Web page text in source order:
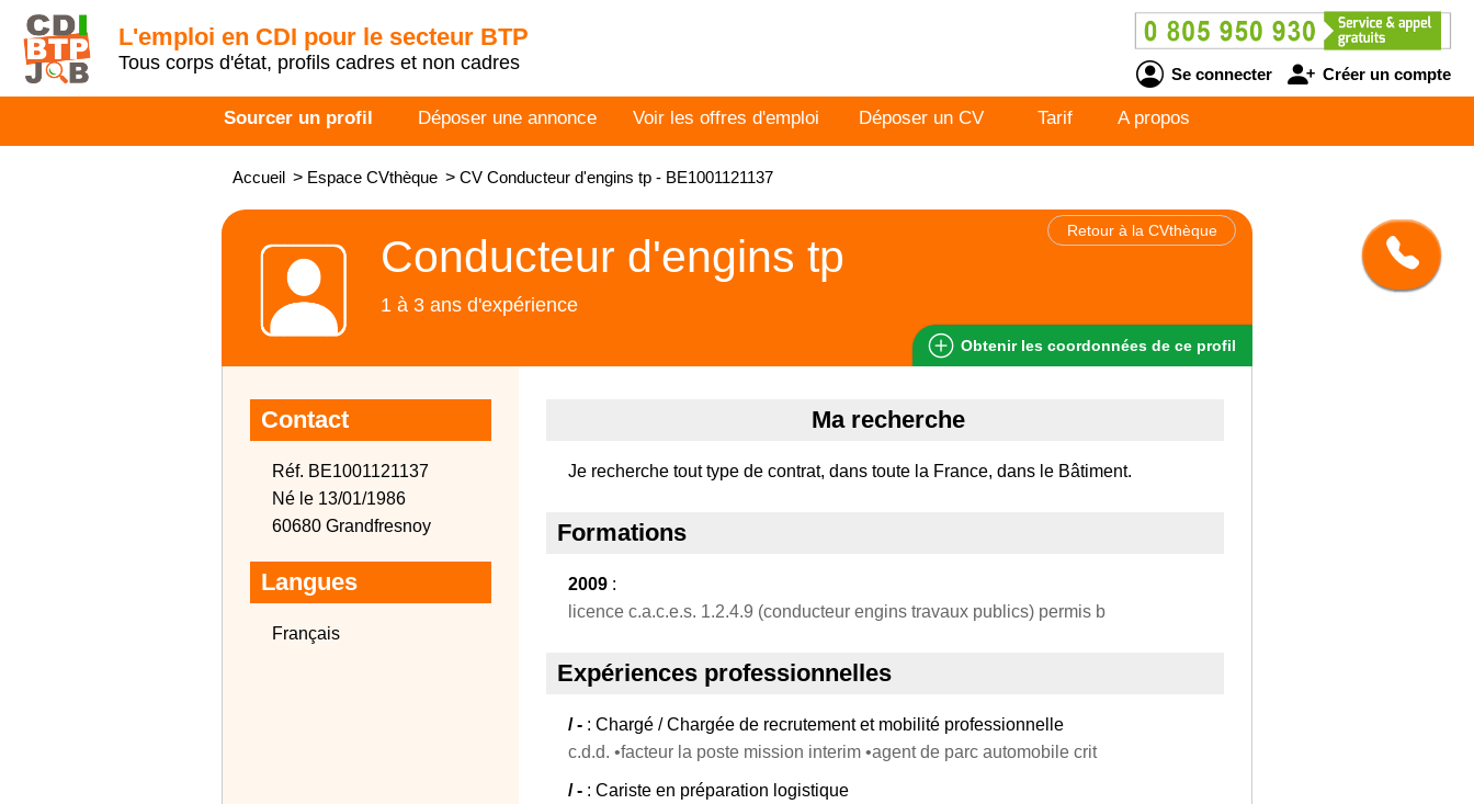
L'emploi en CDI pour le secteur BTP
Tous corps d'état, profils cadres et non cadres
Se connecter Créer un compte
Sourcer un profil Déposer une annonce Voir les offres d'emploi Déposer un CV Tarif A propos
Accueil > Espace CVthèque > CV Conducteur d'engins tp - BE1001121137
Retour à la CVthèque
Conducteur d'engins tp
1 à 3 ans d'expérience
Obtenir les coordonnées de ce profil
Contact
Réf. BE1001121137
Né le 13/01/1986
60680 Grandfresnoy
Langues
Français
Ma recherche
Je recherche tout type de contrat, dans toute la France, dans le Bâtiment.
Formations
2009 :
licence c.a.c.e.s. 1.2.4.9 (conducteur engins travaux publics) permis b
Expériences professionnelles
/ - : Chargé / Chargée de recrutement et mobilité professionnelle
c.d.d. •facteur la poste mission interim •agent de parc automobile crit
/ - : Cariste en préparation logistique